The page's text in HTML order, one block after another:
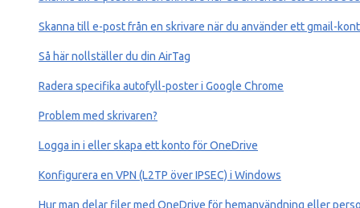
Skanna till e-post från en skrivare när du använder ett gmail-
Så här nollställer du din AirTag
Radera specifika autofyll-poster i Google Chrome
Problem med skrivaren?
Logga in i eller skapa ett konto för OneDrive
Konfigurera en VPN (L2TP över IPSEC) i Windows
Hur man delar filer med OneDrive för hemanvändning eller